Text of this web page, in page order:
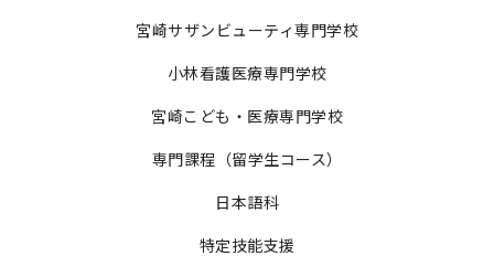
宮崎サザンビューティ専門学校
小林看護医療専門学校
宮崎こども・医療専門学校
専門課程（留学生コース）
日本語科
特定技能支援